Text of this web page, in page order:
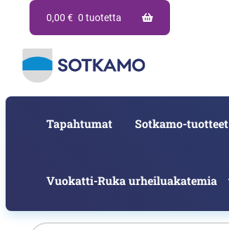
0,00 € 0 tuotetta
Tapahtumat Sotkamo-tuotteet
Vuokatti-Ruka urheiluakatemia